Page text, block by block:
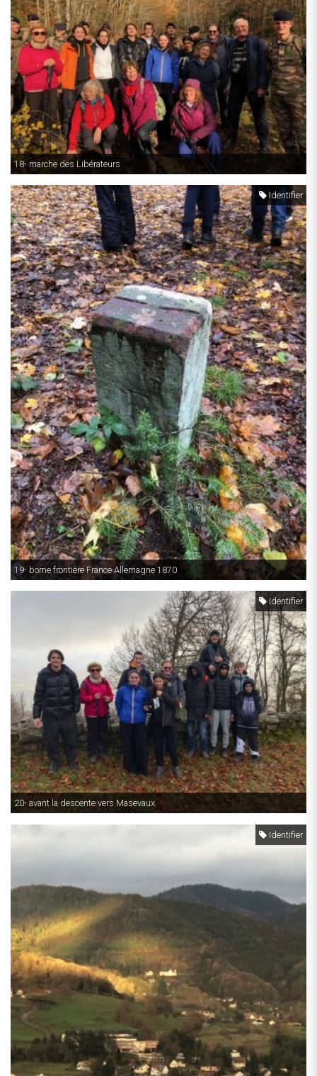
18- marche des Libérateurs
Identifier
19- borne frontière France Allemagne 1870
Identifier
20- avant la descente vers Masevaux
Identifier